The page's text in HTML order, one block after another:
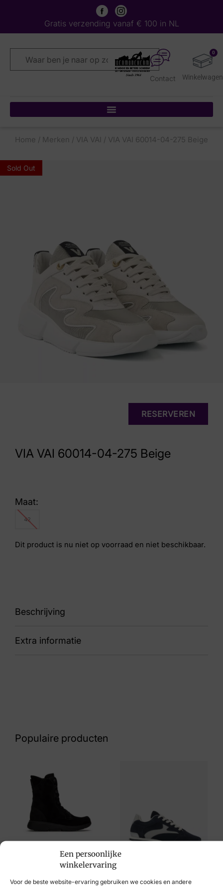
Een persoonlijke
winkelervaring
Voor de beste website-ervaring gebruiken we cookies en andere
Gratis verzending vanaf € 100 in NL
0
Contact
Home / Merken / VIA VAI / VIA VAI 60014-04-275 Beige
Sold Out
VIA VAI 60014-04-275 Beige
RESERVEREN
Maat:
42
Dit product is nu niet op voorraad en niet beschikbaar.
Beschrijving
Celina
Extra informatie
Merk
VIA VAI
Artikelnummer
60014-04-275
Populaire producten